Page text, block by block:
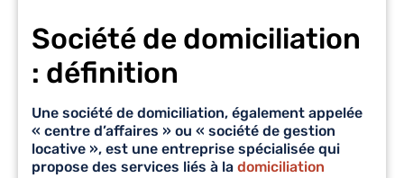
Société de domiciliation
: définition
Une société de domiciliation, également appelée
« centre d’affaires » ou « société de gestion
locative », est une entreprise spécialisée qui
propose des services liés à la domiciliation